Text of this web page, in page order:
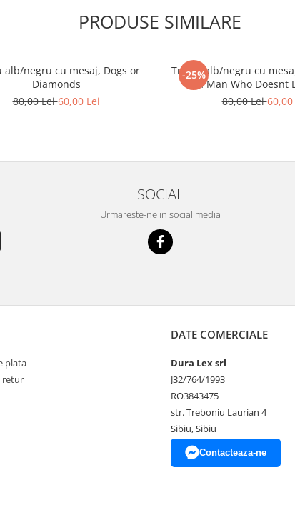
PRODUSE SIMILARE
alb/negru cu mesaj, Dogs or
Diamonds
80,00 Lei60,00 Lei
-25%
Tricou alb/negru cu
a Man Who Doesnt
80,00 Lei60,00
SOCIAL
Urmareste-ne in social media
plata
retur
DATE COMERCIALE
Dura Lex srl
J32/764/1993
RO3843475
str. Treboniu Laurian 4
Sibiu, Sibiu
Contacteaza-ne